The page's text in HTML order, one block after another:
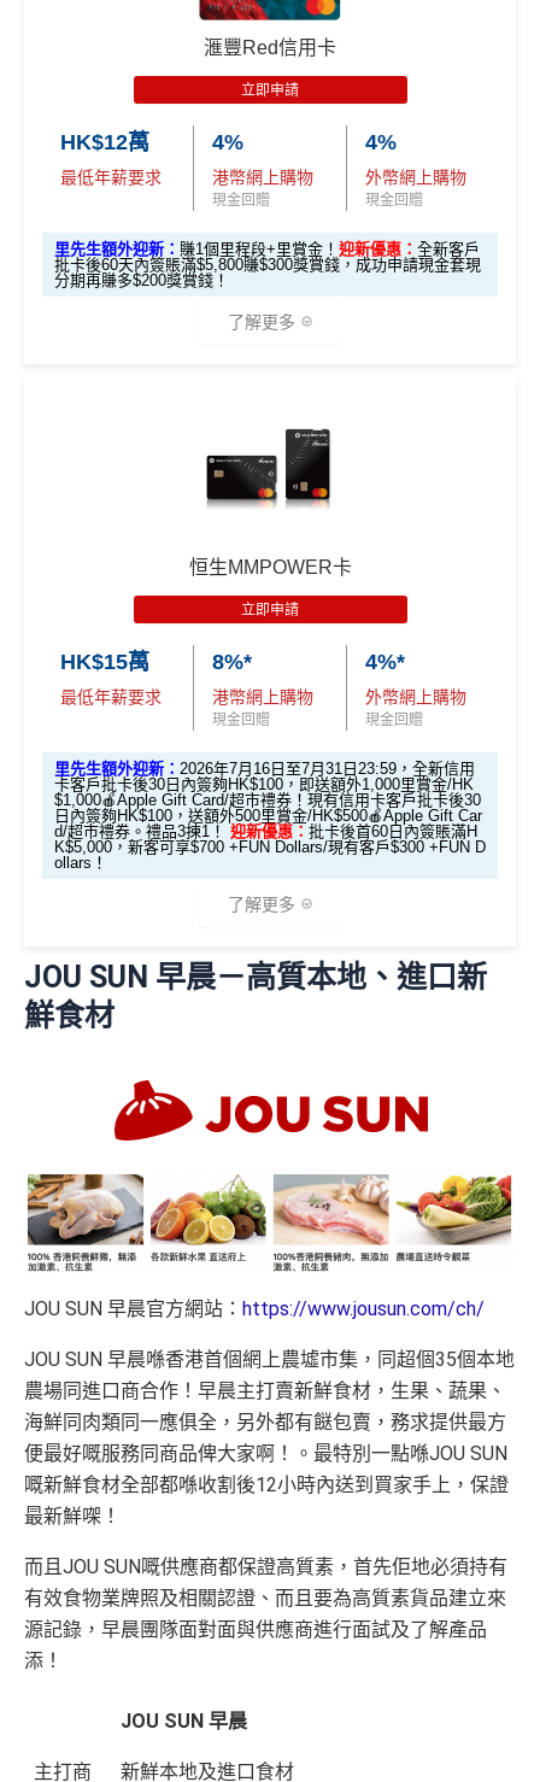
滙豐Red信用卡
立即申請
HK$12萬
最低年薪要求
4%
港幣網上購物
現金回贈
4%
外幣網上購物
現金回贈
里先生額外迎新： 賺1個里程段+里賞金！ 迎新優惠： 全新客戶
批卡後60天內簽賬滿$5,800賺$300獎賞錢，成功申請現金套現
分期再賺多$200獎賞錢！
了解更多
滙豐 Red Card申請網址：MrMiles.hk/hsbc-red-apply
申請完填FormMrMiles.hk/hsbc-red-for
#每1里賞金 ≈ HK$1，可兌換FPS轉數快回贈！詳情
累積合資格簽賬滿HK$5,800 ：
$300
「獎賞錢」
啟動新卡後再成功申請「現金套現」分期計劃，獲批
金額達港幣20,000元或以上，並選擇12個月或以上還
款期，享$200「獎賞錢」（相等於2,000里）
加總以上，迎新合共賺
「獎賞錢」(相等於5,0
內曾取消任何滙豐個人信用卡基本卡。 迎新條款：滙豐迎
新條款
✅優點
永久免年費
簡化回贈方式，無需登記，無最低簽賬要求，網上簽
夠彈性，以 「獎賞錢」RC 形式存入，可以配合HSBC
Reward+ App「賞付款」功能抵扣簽賬交易，亦可以
直接轉換為里數或喺e-Shop換禮品／coupon
每月結單週期首HK$10,000網上繳費有0.4%回贈，市
直接轉換「獎賞錢」至里數戶口免手續費
❎缺點
獎賞錢有效期於簽賬後最多2年，最少1年(按簽賬年度
計算)
查看更多信用卡詳情及分析...
恒生MMPOWER卡
立即申請
HK$15萬
最低年薪要求
8%*
港幣網上購物
現金回贈
4%*
外幣網上購物
現金回贈
里先生額外迎新： 2026年7月16日至7月31日23:59，全新信用
卡客戶批卡後30日內簽夠HK$100，即送額外1,000里賞金/HK
$1,000🍎Apple Gift Card/超市禮券！現有信用卡客戶批卡後30
日內簽夠HK$100，送額外500里賞金/HK$500🍎Apple Gift Car
d/超市禮券。禮品3揀1！ 迎新優惠： 批卡後首60日內簽賬滿H
K$5,000，新客可享$700 +FUN Dollars/現有客戶$300 +FUN D
ollars！
了解更多
（由2023年7月22日開始，恒生MMPOWER World Mast
ercard可以
限時加碼迎新：
推廣期：2026年7月16日至7月31日23:59
經里先生申請恒生MMPOWER World Mastercard
全新信用卡客戶*批卡後30日內簽夠HK$100，
送額外1,000里賞金/HK$1,000🍎Apple Gift Car
現有信用卡客戶批卡後30日內簽夠HK$100，送
市禮券(3揀1)
立即申請！
→MrMiles.hk/mpower-apply
📝迎新表格：MrMiles.hk/mpower-form
申請後記得盡快填form先有額外獎賞㗎！
4月17日或之前申請，填表呢邊：https://forms.gle/rPueeq
aPvoCRjPBh9 基本迎新：
推廣期：2026年1月1日至12月31日
戶即可享$700+FUN Dollars
JOU SUN 早晨－高質本地、進口新
鮮食材
JOU SUN 早晨官方網站： https://www.jousun.com/ch/
JOU SUN 早晨喺香港首個網上農墟市集，同超個35個本地
農場同進口商合作！早晨主打賣新鮮食材，生果、蔬果、
海鮮同肉類同一應俱全，另外都有餸包賣，務求提供最方
便最好嘅服務同商品俾大家啊！。最特別一點喺JOU SUN
嘅新鮮食材全部都喺收割後12小時內送到買家手上，保證
最新鮮㗎！
而且JOU SUN嘅供應商都保證高質素，首先佢地必須持有
有效食物業牌照及相關認證、而且要為高質素貨品建立來
源記錄，早晨團隊面對面與供應商進行面試及了解產品
添！
JOU SUN 早晨
主打商 新鮮本地及進口食材